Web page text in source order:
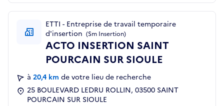
ETTI - Entreprise de travail temporaire
d'insertion (Sm Insertion)
ACTO INSERTION SAINT
POURCAIN SUR SIOULE
à 20,4 km de votre lieu de recherche
25 BOULEVARD LEDRU ROLLIN, 03500 SAINT
POURCAIN SUR SIOULE